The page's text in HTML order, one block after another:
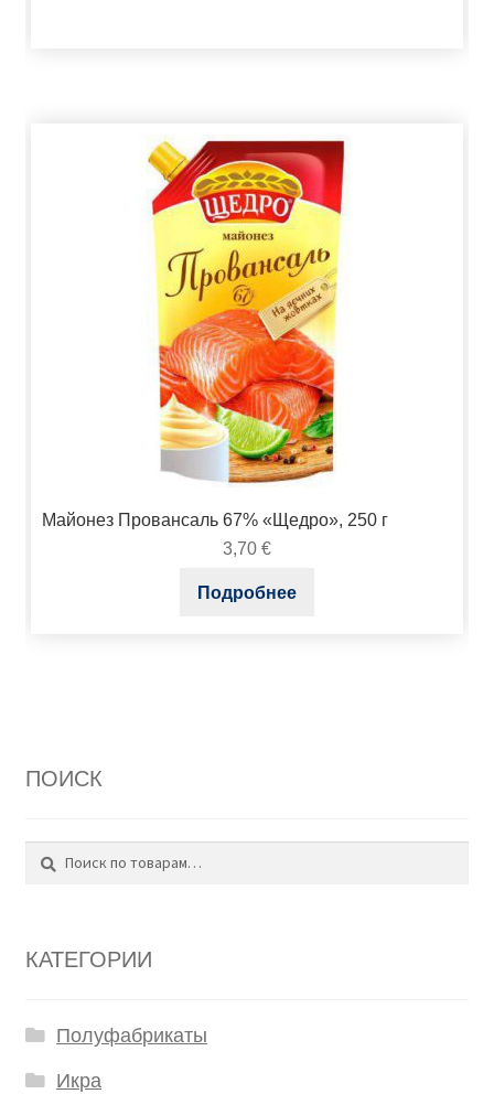
Майонез Провансаль 67% «Щедро», 250 г
3,70 €
Подробнее
ПОИСК
Поиск
КАТЕГОРИИ
Полуфабрикаты
Икра